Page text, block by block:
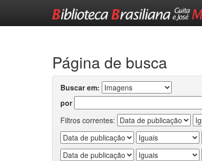
Página de busca
Buscar em:
por
Filtros correntes: